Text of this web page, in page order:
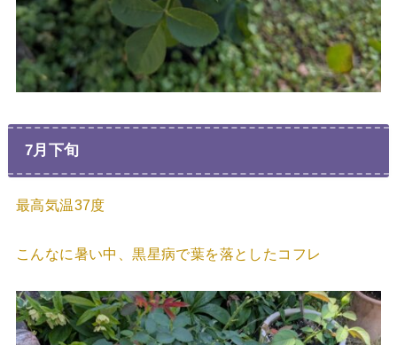
7月下旬
最高気温37度
こんなに暑い中、黒星病で葉を落としたコフレ